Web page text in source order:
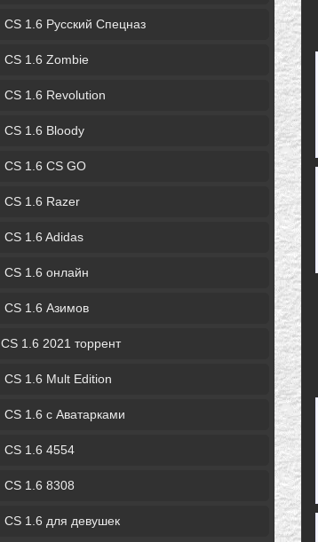
CS 1.6 Русский Спецназ
CS 1.6 Zombie
CS 1.6 Revolution
CS 1.6 Bloody
CS 1.6 CS GO
CS 1.6 Razer
CS 1.6 Adidas
CS 1.6 онлайн
CS 1.6 Азимов
CS 1.6 2021 торрент
CS 1.6 Mult Edition
CS 1.6 с Аватарками
CS 1.6 4554
CS 1.6 8308
CS 1.6 для девушек